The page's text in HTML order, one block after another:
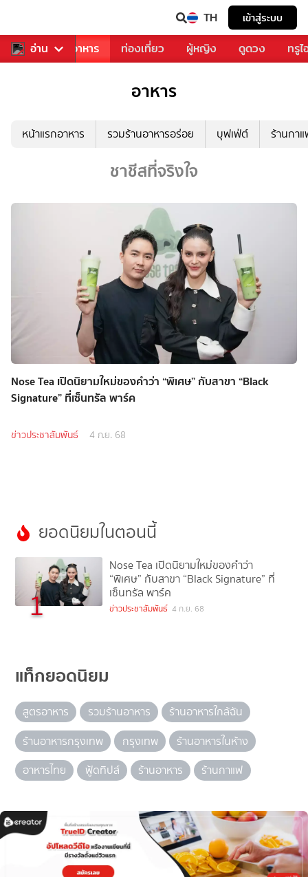
TH เข้าสู่ระบบ
อ่าน
การเพลง อาหาร ท่องเที่ยว ผู้หญิง ดูดวง ทรู
อาหาร
หน้าแรกอาหาร รวมร้านอาหารอร่อย บุฟเฟ่ต์ ร้านกา
ชาชีสที่จริงใจ
Nose Tea เปิดนิยามใหม่ของคำว่า “พิเศษ” กับสาขา “Black
Signature” ที่เซ็นทรัล พาร์ค
ข่าวประชาสัมพันธ์ 4 ก.ย. 68
ยอดนิยมในตอนนี้
1
Nose Tea เปิดนิยามใหม่ของคำว่า
“พิเศษ” กับสาขา “Black Signature” ที่
เซ็นทรัล พาร์ค
ข่าวประชาสัมพันธ์ 4 ก.ย. 68
แท็กยอดนิยม
สูตรอาหาร รวมร้านอาหาร
ร้านอาหารใกล้ฉัน
ร้านอาหารกรุงเทพ
กรุงเทพ
ร้านอาหารในห้าง
อาหารไทย
ฟู้ดทิปส์ ร้านอาหาร ร้านกาแฟ